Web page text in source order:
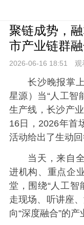
聚链成势，
市产业链群
2026-06-16 18:51 观
长沙晚报掌
星源）当“人工智
生产线，长沙产
16日，2026年首
活动给出了生动回
当天，来自
进机构、重点企
堂，围绕“人工智
走现场、听讲座
向“深度融合”的产